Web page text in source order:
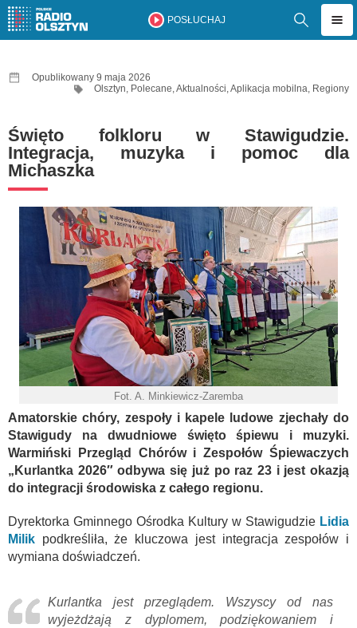
POSŁUCHAJ
Opublikowany 9 maja 2026
Olsztyn, Polecane,Aktualności,Aplikacja mobilna, Regiony
Święto folkloru w Stawigudzie.
Integracja, muzyka i pomoc dla
Michaszka
Fot. A. Minkiewicz-Zaremba
Amatorskie chóry, zespoły i kapele ludowe zjechały do
Stawigudy na dwudniowe święto śpiewu i muzyki.
Warmiński Przegląd Chórów i Zespołów Śpiewaczych
„Kurlantka 2026″ odbywa się już po raz 23 i jest okazją
do integracji środowiska z całego regionu.
Dyrektorka Gminnego Ośrodka Kultury w Stawigudzie Lidia
Milik podkreśliła, że kluczowa jest integracja zespołów i
wymiana doświadczeń.
Kurlantka jest przeglądem. Wszyscy od nas
wyjeżdżają z dyplomem, podziękowaniem i